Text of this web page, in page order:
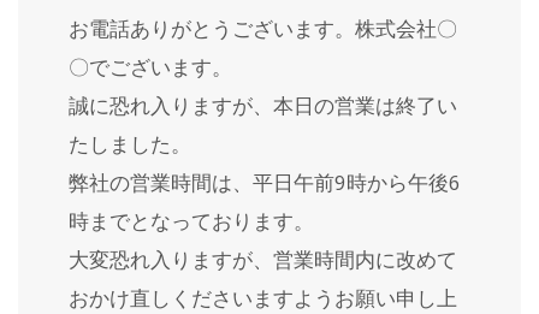
お電話ありがとうございます。株式会社〇
〇でございます。
誠に恐れ入りますが、本日の営業は終了い
たしました。
弊社の営業時間は、平日午前9時から午後6
時までとなっております。
大変恐れ入りますが、営業時間内に改めて
おかけ直しくださいますようお願い申し上